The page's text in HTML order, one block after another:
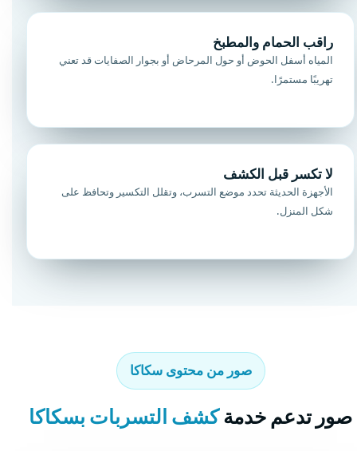
راقب الحمام والمطبخ
المياه أسفل الحوض أو حول المرحاض أو بجوار الصفايات قد تعني
تهريبًا مستمرًا.
لا تكسر قبل الكشف
الأجهزة الحديثة تحدد موضع التسرب، وتقلل التكسير وتحافظ على
شكل المنزل.
صور من محتوى سكاكا
صور تدعم خدمةكشف التسربات بسكاكا